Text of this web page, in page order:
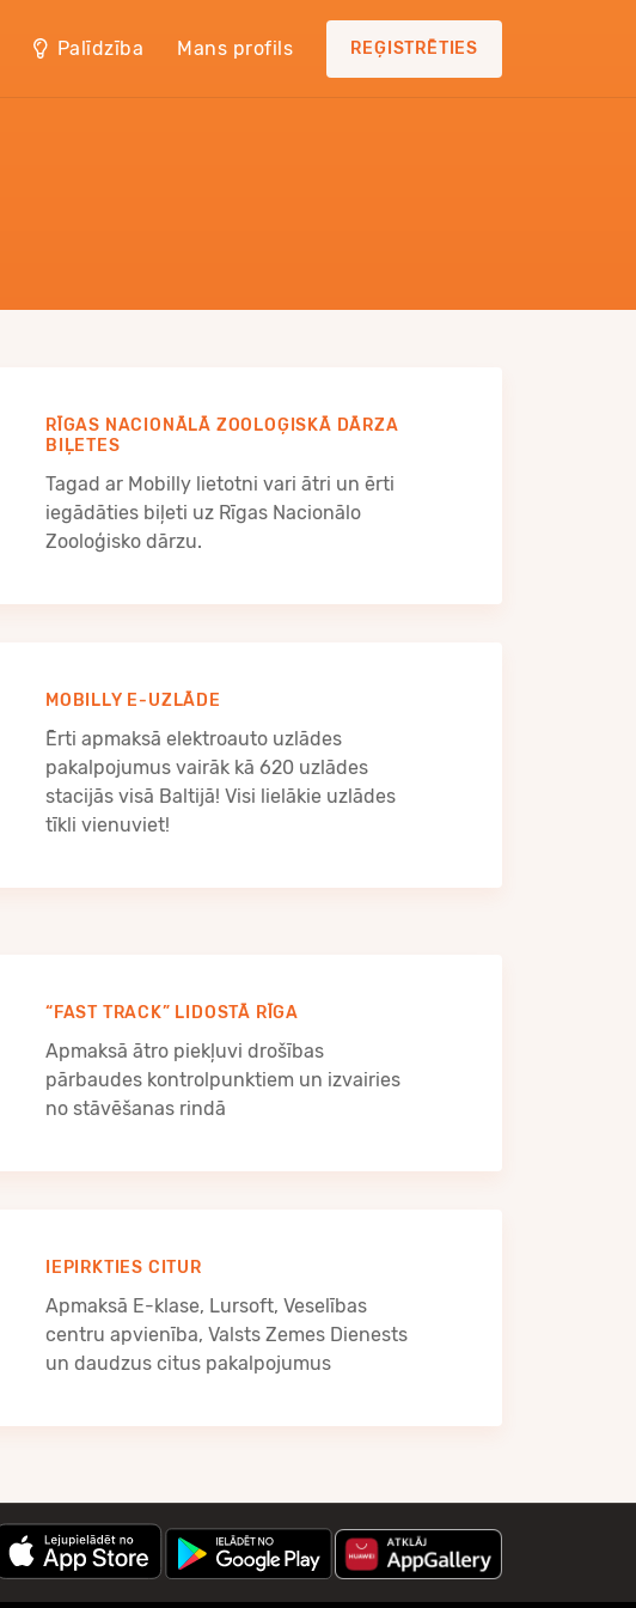
Palīdzība Mans profils REĢISTRĒTIES
RĪGAS NACIONĀLĀ ZOOLOĢISKĀ DĀRZA
BIĻETES
Tagad ar Mobilly lietotni vari ātri un ērti
iegādāties biļeti uz Rīgas Nacionālo
Zooloģisko dārzu.
MOBILLY E-UZLĀDE
Ērti apmaksā elektroauto uzlādes
pakalpojumus vairāk kā 620 uzlādes
stacijās visā Baltijā! Visi lielākie uzlādes
tīkli vienuviet!
“FAST TRACK” LIDOSTĀ RĪGA
Apmaksā ātro piekļuvi drošības
pārbaudes kontrolpunktiem un izvairies
no stāvēšanas rindā
IEPIRKTIES CITUR
Apmaksā E-klase, Lursoft, Veselības
centru apvienība, Valsts Zemes Dienests
un daudzus citus pakalpojumus